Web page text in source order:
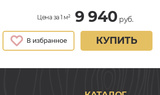
Цена за 1 м² 9 940руб.
КУПИТЬ